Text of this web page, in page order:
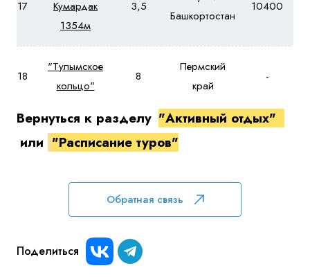
17
Кумардак
1354м
3,5
Башкортостан
10400
18
"Тулымское
кольцо"
8
Пермский
край
-
Вернуться к разделу "Активный отдых"
или "Расписание туров"
Обратная связь
Поделиться